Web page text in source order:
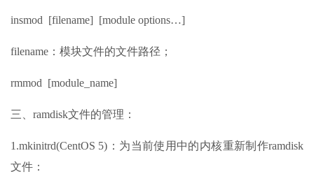
insmod [filename] [module options…]
filename：模块文件的文件路径；
rmmod [module_name]
三、ramdisk文件的管理：
1.mkinitrd(CentOS 5)：为当前使用中的内核重新制作ramdisk
文件：